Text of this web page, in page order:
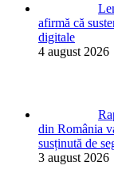
afirmă că
digitale
4 august 2026
din România
susținută de
3 august 2026